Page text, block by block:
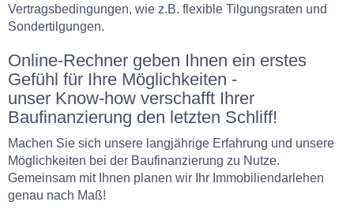
Vertragsbedingungen, wie z.B. flexible Tilgungsraten und
Sondertilgungen.
Online-Rechner geben Ihnen ein erstes
Gefühl für Ihre Möglichkeiten -
unser Know-how verschafft Ihrer
Baufinanzierung den letzten Schliff!
Machen Sie sich unsere langjährige Erfahrung und unsere
Möglichkeiten bei der Baufinanzierung zu Nutze.
Gemeinsam mit Ihnen planen wir Ihr Immobiliendarlehen
genau nach Maß!